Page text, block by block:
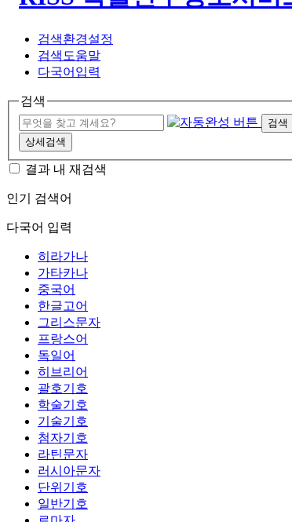
검색환경설정
검색도움말
다국어입력
검색
검색
상세검색
결과 내 재검색
인기 검색어
다국어 입력
히라가나
가타카나
중국어
한글고어
그리스문자
프랑스어
독일어
히브리어
괄호기호
학술기호
기술기호
첨자기호
라틴문자
러시아문자
단위기호
일반기호